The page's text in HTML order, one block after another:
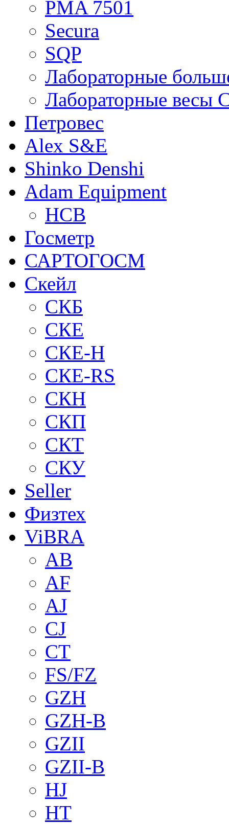
PMA 7501
Secura
SQP
Лабораторные
Лабораторные весы
Петровес
Alex S&E
Shinko Denshi
Adam Equipment
HCB
Госметр
САРТОГОСМ
Скейл
СКБ
СКЕ
СКЕ-H
СКЕ-RS
СКН
СКП
СКТ
СКУ
Seller
Физтех
ViBRA
AB
AF
AJ
CJ
CT
FS/FZ
GZH
GZH-B
GZII
GZII-B
HJ
HT